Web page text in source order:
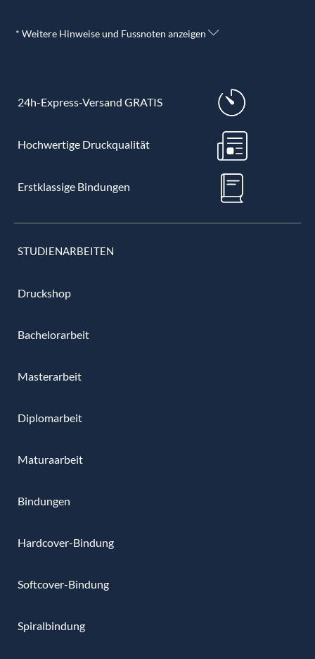
* Weitere Hinweise und Fussnoten anzeigen
24h-Express-Versand GRATIS
Hochwertige Druckqualität
Erstklassige Bindungen
STUDIENARBEITEN
Druckshop
Bachelorarbeit
Masterarbeit
Diplomarbeit
Maturaarbeit
Bindungen
Hardcover-Bindung
Softcover-Bindung
Spiralbindung